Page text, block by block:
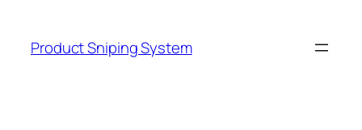
content
Product Sniping System